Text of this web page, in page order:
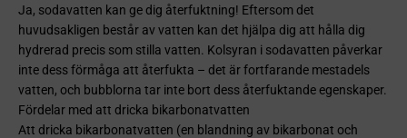
Ja, sodavatten kan ge dig återfuktning! Eftersom det
huvudsakligen består av vatten kan det hjälpa dig att hålla dig
hydrerad precis som stilla vatten. Kolsyran i sodavatten påverkar
inte dess förmåga att återfukta – det är fortfarande mestadels
vatten, och bubblorna tar inte bort dess återfuktande egenskaper.
Fördelar med att dricka bikarbonatvatten
Att dricka bikarbonatvatten (en blandning av bikarbonat och